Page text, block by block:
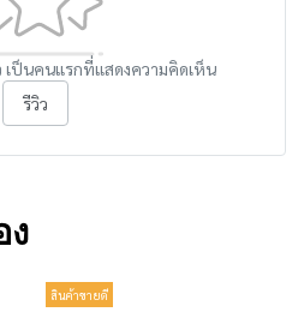
เป็นคนแรกที่แสดงความคิดเห็น
รีวิว
สินค้าขายดี